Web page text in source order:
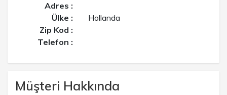
Adres :
Ülke :
Hollanda
Zip Kod :
Telefon :
Müşteri Hakkında